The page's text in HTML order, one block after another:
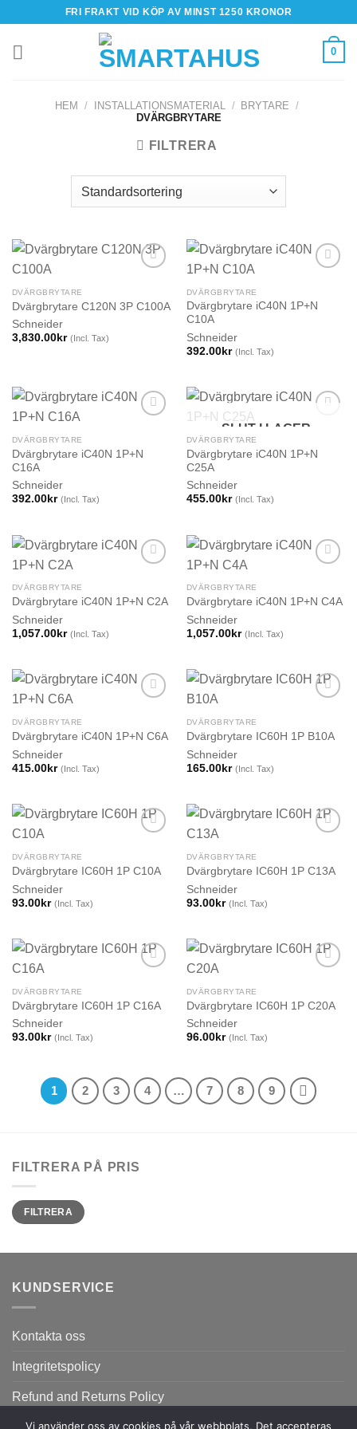
content
FRI FRAKT VID KÖP AV MINST 1250 KRONOR
0
HEM / INSTALLATIONSMATERIAL / BRYTARE
/
DVÄRGBRYTARE
FILTRERA
DVÄRGBRYTARE
Dvärgbrytare C120N 3P C100A
Schneider
3,830.00kr (Incl. Tax)
DVÄRGBRYTARE
Dvärgbrytare iC40N 1P+N
C10A
Schneider
392.00kr (Incl. Tax)
DVÄRGBRYTARE
Dvärgbrytare iC40N 1P+N
C16A
Schneider
392.00kr (Incl. Tax)
SLUT I LAGER
DVÄRGBRYTARE
Dvärgbrytare iC40N 1P+N
C25A
Schneider
455.00kr (Incl. Tax)
DVÄRGBRYTARE
Dvärgbrytare iC40N 1P+N C2A
Schneider
1,057.00kr (Incl. Tax)
DVÄRGBRYTARE
Dvärgbrytare iC40N 1P+N C4A
Schneider
1,057.00kr (Incl. Tax)
DVÄRGBRYTARE
Dvärgbrytare iC40N 1P+N C6A
Schneider
415.00kr (Incl. Tax)
DVÄRGBRYTARE
Dvärgbrytare IC60H 1P B10A
Schneider
165.00kr (Incl. Tax)
DVÄRGBRYTARE
Dvärgbrytare IC60H 1P C10A
Schneider
93.00kr (Incl. Tax)
DVÄRGBRYTARE
Dvärgbrytare IC60H 1P C13A
Schneider
93.00kr (Incl. Tax)
DVÄRGBRYTARE
Dvärgbrytare IC60H 1P C16A
Schneider
93.00kr (Incl. Tax)
DVÄRGBRYTARE
Dvärgbrytare IC60H 1P C20A
Schneider
96.00kr (Incl. Tax)
1 2 3 4 … 7 8 9
FILTRERA PÅ PRIS
Min
pris
Max
prisFILTRERA
KUNDSERVICE
Kontakta oss
Integritetspolicy
Refund and Returns Policy
Vi använder oss av cookies på vår webbplats, Det accepteras